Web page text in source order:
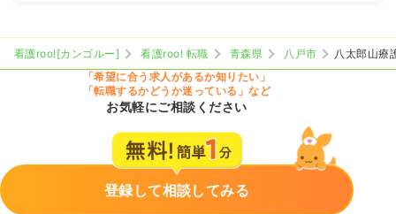
看護roo![カンゴルー] 看護roo! 転職 青森県 八戸市
八太郎山療
「希望に合う求人があるか知りたい」
「転職するかどうか迷っている」など
お気軽にご相談ください
登録して相談してみる